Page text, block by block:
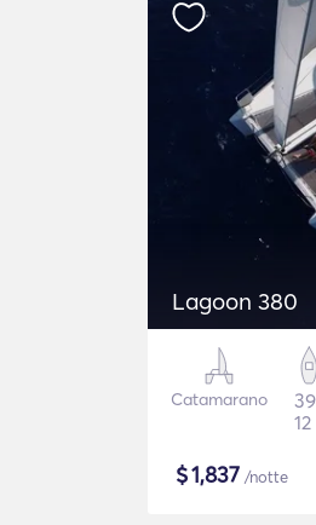
Lagoon 380
Catamarano
$1,837 /notte